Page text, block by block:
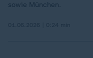
sowie München.